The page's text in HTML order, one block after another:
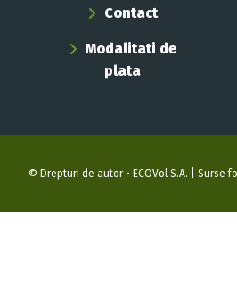
Contact
Modalitati de
plata
© Drepturi de autor - ECOVol S.A. | Surse